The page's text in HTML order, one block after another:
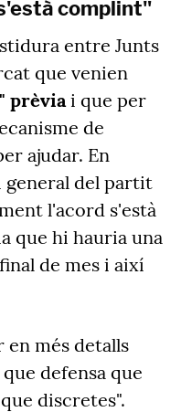
complint"
entre Junts
que venien
prèviai que per
de
ajudar. En
general del partit
l'acord s'està
que hi hauria una
de mes i així
més detalls
defensa que
discretes".